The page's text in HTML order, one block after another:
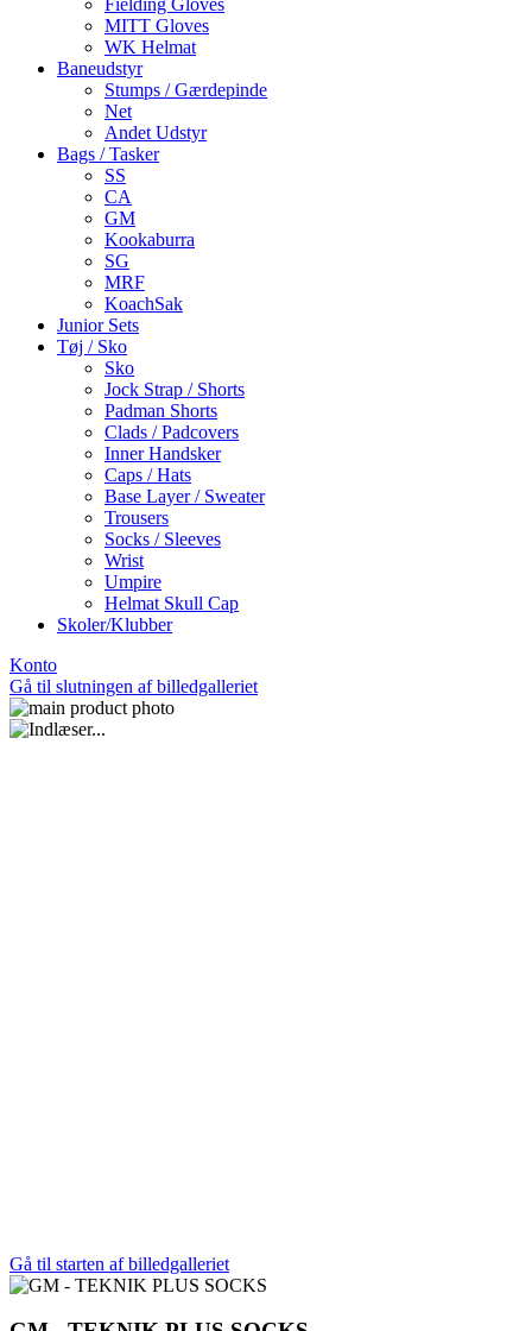
MITT Gloves
WK Helmat
Baneudstyr
Stumps / Gærdepinde
Net
Andet Udstyr
Bags / Tasker
SS
CA
GM
Kookaburra
SG
MRF
KoachSak
Junior Sets
Tøj / Sko
Sko
Jock Strap / Shorts
Padman Shorts
Clads / Padcovers
Inner Handsker
Caps / Hats
Base Layer / Sweater
Trousers
Socks / Sleeves
Wrist
Umpire
Helmat Skull Cap
Skoler/Klubber
Konto
Gå til slutningen af billedgalleriet
Gå til starten af billedgalleriet